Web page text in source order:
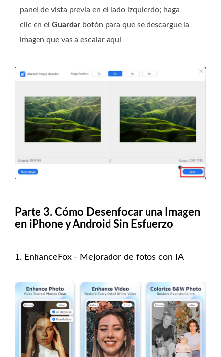
panel de vista previa en el lado izquierdo; haga
clic en el Guardar botón para que se descargue la
imagen que vas a escalar aquí
Parte 3. Cómo Desenfocar una Imagen
en iPhone y Android Sin Esfuerzo
1. EnhanceFox - Mejorador de fotos con IA